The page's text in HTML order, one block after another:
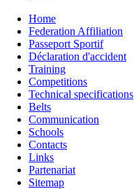
Home
Federation Affiliation
Passeport Sportif
Déclaration d'accident
Training
Competitions
Technical specifications
Belts
Communication
Schools
Contacts
Links
Partenariat
Sitemap